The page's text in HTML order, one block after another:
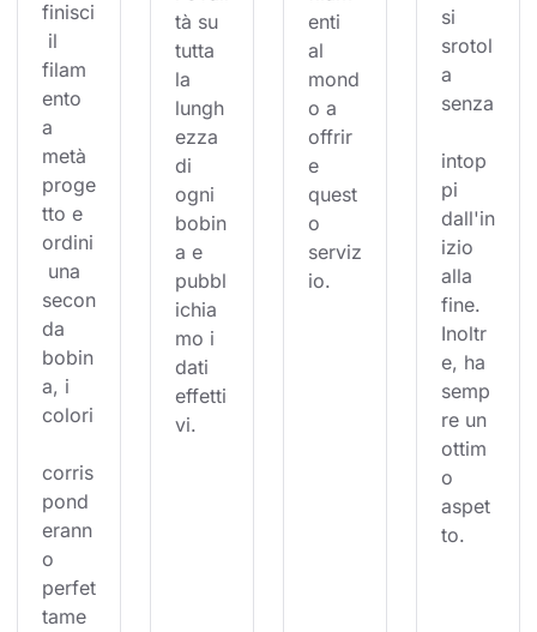
finisci
il
filam
ento
a
metà
proge
tto e
ordini
una
secon
da
bobin
a, i
colori
corris
pond
erann
o
perfet
tame
tà su
tutta
la
lungh
ezza
di
ogni
bobin
a e
pubbl
ichia
mo i
dati
effetti
vi.
enti
al
mond
o a
offrir
e
quest
o
serviz
io.
si
srotol
a
senza
intop
pi
dall'in
izio
alla
fine.
Inoltr
e, ha
semp
re un
ottim
o
aspet
to.